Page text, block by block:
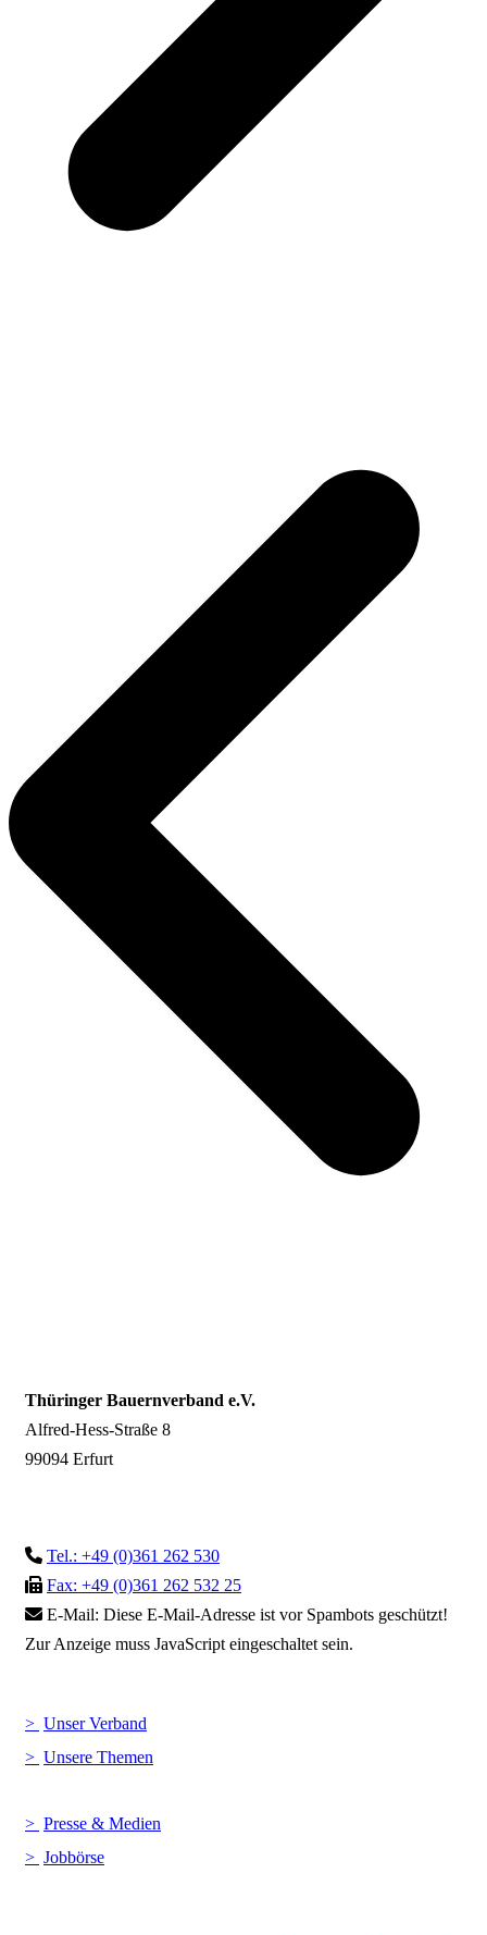
Thüringer Bauernverband e.V.
Alfred-Hess-Straße 8
99094 Erfurt
Tel.: +49 (0)361 262 530
Fax: +49 (0)361 262 532 25
E-Mail: Diese E-Mail-Adresse ist vor Spambots geschützt!
Zur Anzeige muss JavaScript eingeschaltet sein.
Unser Verband
Unsere Themen
Presse & Medien
Jobbörse